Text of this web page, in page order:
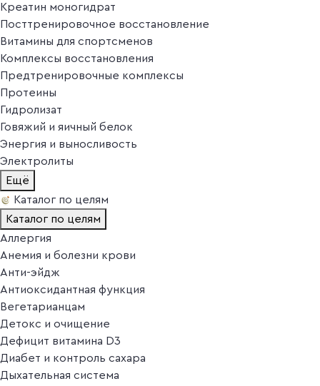
Креатин моногидрат
Посттренировочное восстановление
Витамины для спортсменов
Комплексы восстановления
Предтренировочные комплексы
Протеины
Гидролизат
Говяжий и яичный белок
Энергия и выносливость
Электролиты
Ещё
Каталог по целям
Каталог по целям
Аллергия
Анемия и болезни крови
Анти-эйдж
Антиоксидантная функция
Вегетарианцам
Детокс и очищение
Дефицит витамина D3
Диабет и контроль сахара
Дыхательная система